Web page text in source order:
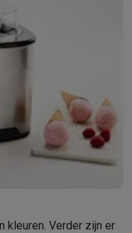
stoomkokers
Waterfilterkannen
machines
Tapijtreinigers
kleuren. Verder zijn er